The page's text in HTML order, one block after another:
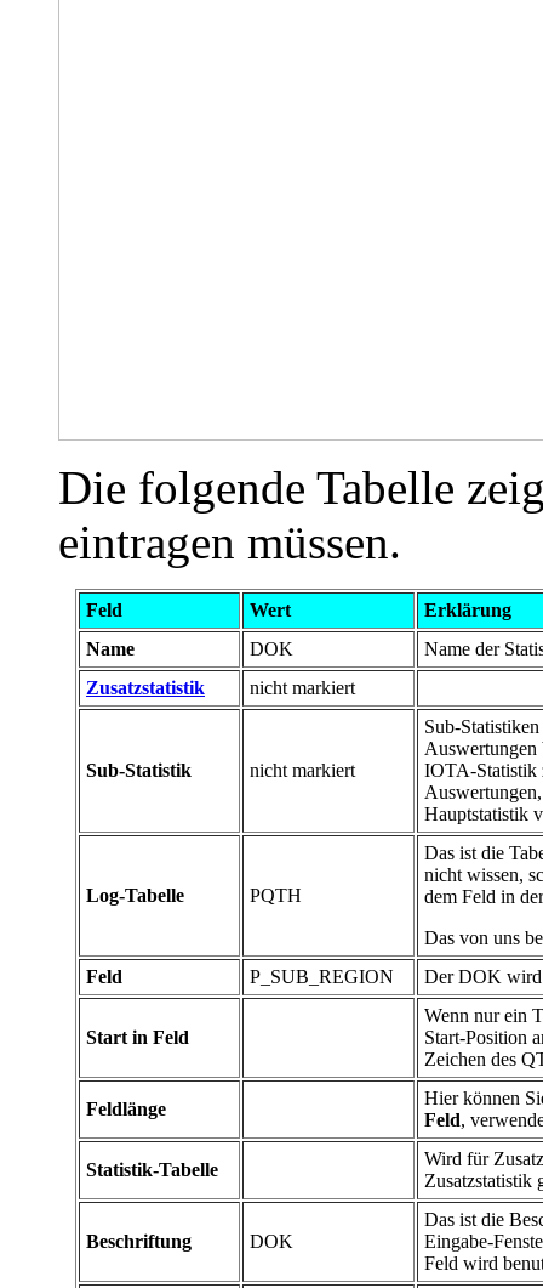
Die folgende Tabelle
eintragen müssen.
Feld Wert
Erklärung
Name
DOK
Name der
Zusatzstatistik
nicht markiert
Sub-Statistik nicht markiert
Sub-
Auswertungen
IOTA-Statistik
Hauptstatistik
Log-Tabelle PQTH
Das ist die
nicht wissen,
dem Feld in
Das von uns
Feld
P_SUB_REGION Der DOK wird
Start in Feld
Wenn nur ein
Start-Position
Zeichen des
Feldlänge
Hier können
Feld,
Statistik-Tabelle
Wird für
Zusatzstatistik
Beschriftung DOK
Das ist die
Eingabe-
Feld wird